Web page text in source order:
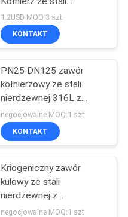
węglowej Koniec zaworu
kulowego
1.2USD MOQ:3 szt
KONTAKT
PN25 DN125 zawór
kołnierzowy ze stali
nierdzewnej 316L z
gwintem kulowym
negocjowalne MOQ:1 szt
KONTAKT
Kriogeniczny zawór
kulowy ze stali
nierdzewnej z
przedłużonym trzpieniem
negocjowalne MOQ:1 szt